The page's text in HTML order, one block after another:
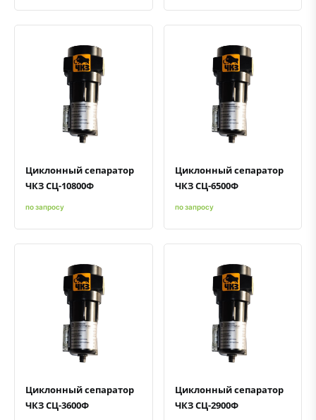
Быстрый просмотрДобавить к сравнению
Циклонный сепаратор
ЧКЗ СЦ-10800Ф
по запросу
Быстрый просмотрДобавить к сравнению
Циклонный сепаратор
ЧКЗ СЦ-6500Ф
по запросу
Быстрый просмотрДобавить к сравнению
Циклонный сепаратор
ЧКЗ СЦ-3600Ф
Быстрый просмотрДобавить к сравнению
Циклонный сепаратор
ЧКЗ СЦ-2900Ф